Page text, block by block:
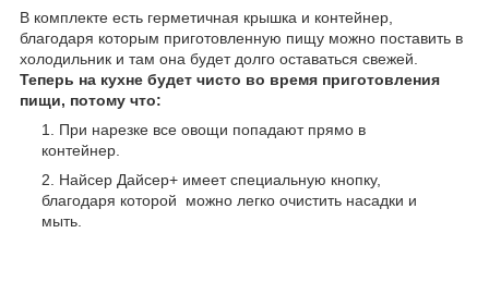
В комплекте есть герметичная крышка и контейнер,
благодаря которым приготовленную пищу можно поставить в
холодильник и там она будет долго оставаться свежей.
Теперь на кухне будет чисто во время приготовления
пищи, потому что:
При нарезке все овощи попадают прямо в
контейнер.
Найсер Дайсер+ имеет специальную кнопку,
благодаря которой можно легко очистить насадки и
мыть.